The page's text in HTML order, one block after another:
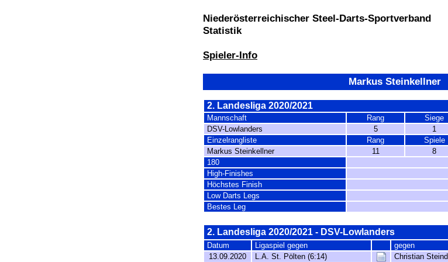
Niederösterreichischer Steel-Darts-Sportverband
Statistik
Spieler-Info
Markus Steinkellner
2. Landesliga 2020/2021
Mannschaft Rang Siege
DSV-Lowlanders
5 1
Einzelrangliste
Rang Spiele
Markus Steinkellner
11 8
180
High-Finishes
Höchstes Finish
Low Darts Legs
Bestes Leg
2. Landesliga 2020/2021 - DSV-Lowlanders
Datum Ligaspiel gegen gegen
13.09.2020
L.A. St. Pölten (6:14) Christian Steindl